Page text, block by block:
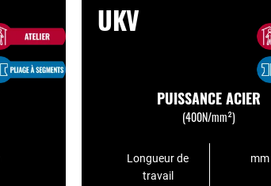
UKV
PUISSANCE ACIER
(400N/mm²)
Longueur de
travail
mm